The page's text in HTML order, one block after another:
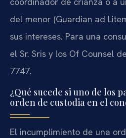
del menor (Guardian ad
sus intereses. Para una
el Sr. Sris y los Of Counsel
7747.
¿Qué sucede si uno de los
orden de custodia en el
El incumplimiento de una